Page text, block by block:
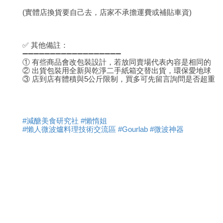
(實體店換貨要自己去，店家不承擔運費或補貼車資)
✅ 其他備註：
➖➖➖➖➖➖➖➖➖➖➖➖➖➖➖➖➖➖
① 有些商品會改包裝設計，若放同賣場代表內容是相同的
② 出貨包裝用全新與乾淨二手紙箱交替出貨，環保愛地球
③ 店到店有體積與5公斤限制，買多可先留言詢問是否超重
#減醣美食研究社 #懶惰姐
#懶人微波爐料理技術交流區 #Gourlab #微波神器